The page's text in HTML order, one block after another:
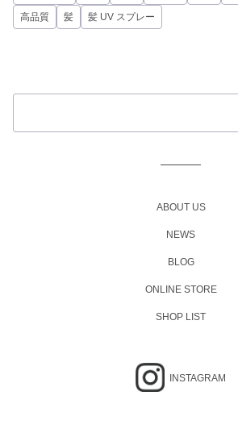
高品質 髪 髪 UV スプレー
ABOUT US
NEWS
BLOG
ONLINE STORE
SHOP LIST
INSTAGRAM